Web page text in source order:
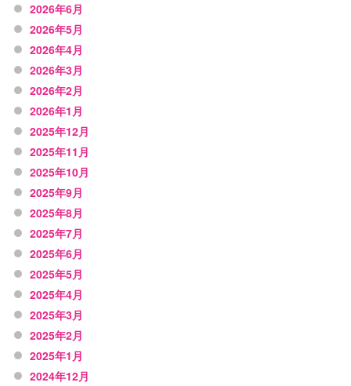
2026年6月
2026年5月
2026年4月
2026年3月
2026年2月
2026年1月
2025年12月
2025年11月
2025年10月
2025年9月
2025年8月
2025年7月
2025年6月
2025年5月
2025年4月
2025年3月
2025年2月
2025年1月
2024年12月